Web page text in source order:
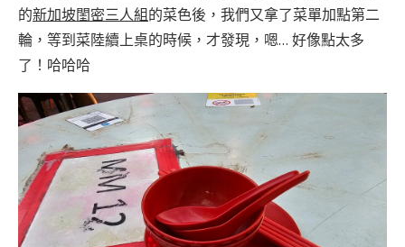
的新加坡閨密三人組的菜色後，我們又拿了菜單加點第二
輪，等到菜陸續上桌的時候，才發現，嗯… 好像點太多
了！哈哈哈